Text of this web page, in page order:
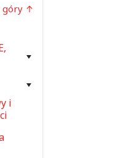
góry
i